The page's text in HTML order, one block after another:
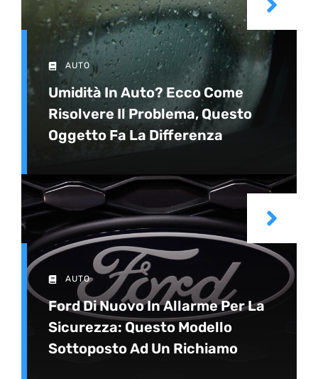
AUTO
Umidità In Auto? Ecco Come
Risolvere Il Problema, Questo
Oggetto Fa La Differenza
AUTO
Ford Di Nuovo In Allarme Per La
Sicurezza: Questo Modello
Sottoposto Ad Un Richiamo